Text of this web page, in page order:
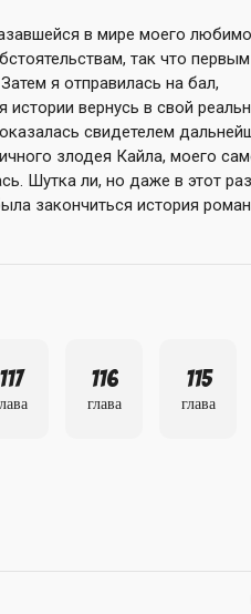
в мире моего
так что
я отправилась на бал,
вернусь в свой
свидетелем
злодея Кайла, моего
Шутка ли, но даже в этот
закончиться история
117 116
глава
115
глава